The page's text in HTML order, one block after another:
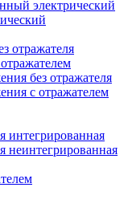
электрический
отражателя
без отражателя
с отражателем
интегрированная
неинтегрированная